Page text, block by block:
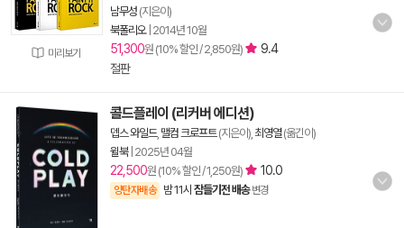
미리보기
남무성 (지은이)
북폴리오| 2014년 10월
51,300원 (10% 할인 / 2,850원)
9.4
절판
콜드플레이 (리커버 에디션)
뎁스 와일드, 맬컴 크로프트(지은이), 최영열(옮긴이)
윌북| 2025년 04월
22,500원 (10% 할인 / 1,250원) 10.0
양탄자배송 밤 11시 잠들기전 배송 변경